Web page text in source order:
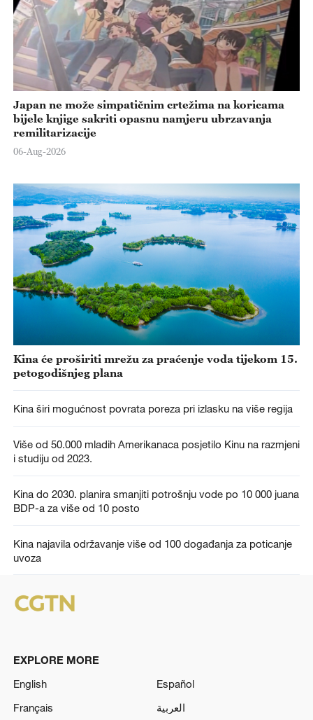
Japan ne može simpatičnim crtežima na koricama
bijele knjige sakriti opasnu namjeru ubrzavanja
remilitarizacije
06-Aug-2026
Kina će proširiti mrežu za praćenje voda tijekom 15.
petogodišnjeg plana
Kina širi mogućnost povrata poreza pri izlasku na više regija
Više od 50.000 mladih Amerikanaca posjetilo Kinu na razmjeni
i studiju od 2023.
Kina do 2030. planira smanjiti potrošnju vode po 10 000 juana
BDP-a za više od 10 posto
Kina najavila održavanje više od 100 događanja za poticanje
uvoza
EXPLORE MORE
English
Español
Français
العربية